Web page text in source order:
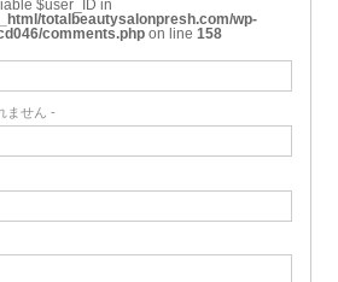
$user_ID in
totalbeautysalonpresh.com/wp-
comments.php on line 158
ません -